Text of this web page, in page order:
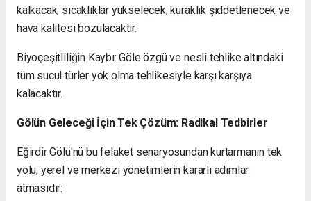
kalkacak; sıcaklıklar yükselecek, kuraklık şiddetlenecek ve
hava kalitesi bozulacaktır.
Biyoçeşitliliğin Kaybı: Göle özgü ve nesli tehlike altındaki
tüm sucul türler yok olma tehlikesiyle karşı karşıya
kalacaktır.
Gölün Geleceği İçin Tek Çözüm: Radikal Tedbirler
Eğirdir Gölü'nü bu felaket senaryosundan kurtarmanın tek
yolu, yerel ve merkezi yönetimlerin kararlı adımlar
atmasıdır: